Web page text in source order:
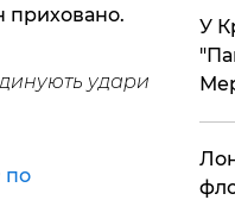
приховано.
удари
по
У